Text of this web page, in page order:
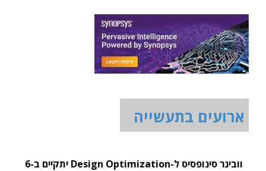
ארועים בתעשייה
וובינר סינופסיס ל-Design Optimization יתקיים ב-6